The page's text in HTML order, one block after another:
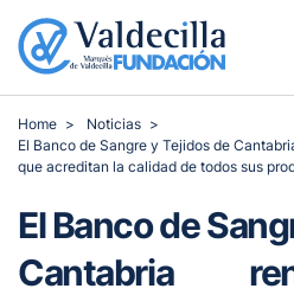
Home
Noticias
El Banco de Sangre y Tejidos de
que acreditan la calidad de todos sus
El Banco de
Cantabria